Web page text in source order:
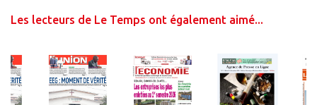
Les lecteurs de Le Temps ont également aimé...